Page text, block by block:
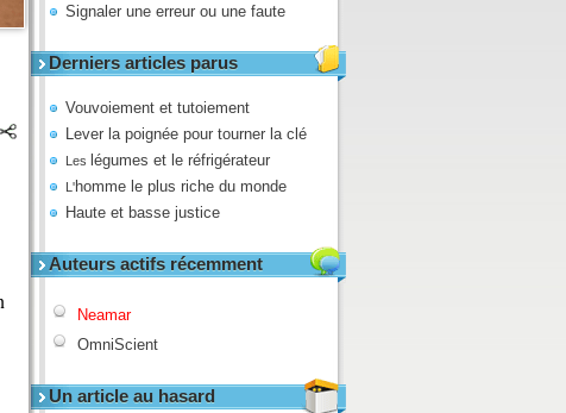
Signaler une erreur ou une faute
Derniers articles parus
Vouvoiement et tutoiement
Lever la poignée pour tourner la clé
Les légumes et le réfrigérateur
L'homme le plus riche du monde
Haute et basse justice
Auteurs actifs récemment
Neamar
OmniScient
Un article au hasard